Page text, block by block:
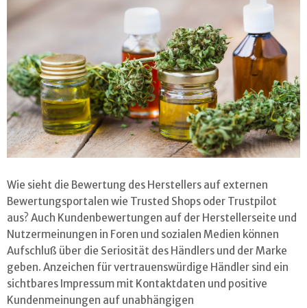
Wie sieht die Bewertung des Herstellers auf externen
Bewertungsportalen wie Trusted Shops oder Trustpilot
aus? Auch Kundenbewertungen auf der Herstellerseite und
Nutzermeinungen in Foren und sozialen Medien können
Aufschluß über die Seriosität des Händlers und der Marke
geben. Anzeichen für vertrauenswürdige Händler sind ein
sichtbares Impressum mit Kontaktdaten und positive
Kundenmeinungen auf unabhängigen